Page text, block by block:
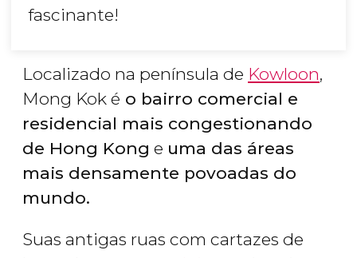
fascinante!
Localizado na península de Kowloon,
Mong Kok é o bairro comercial e
residencial mais congestionando
de Hong Kong e uma das áreas
mais densamente povoadas do
mundo.
Suas antigas ruas com cartazes de